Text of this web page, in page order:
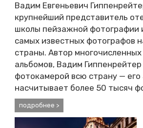
Вадим Евгеньевич
крупнейший представитель
школы пейзажной фотографии
самых известных фотографов
страны. Автор многочисленных
альбомов, Вадим
фотокамерой всю страну — его
насчитывает более 50 тысяч
подробнее >